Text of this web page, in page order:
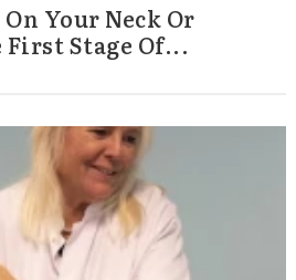
Your Neck Or
Stage Of...